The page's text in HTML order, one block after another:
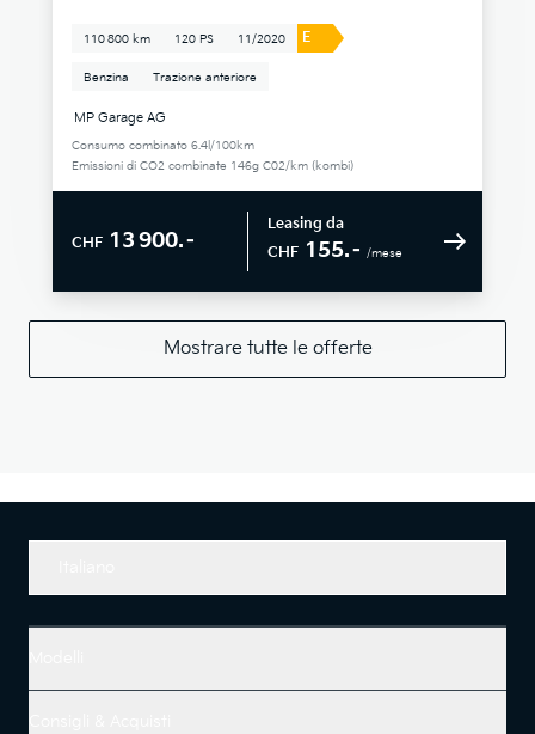
110 800 km 120 PS 11/2020 E
Benzina Trazione anteriore
MP Garage AG
Consumo combinato 6.4l/100km
Emissioni di CO2 combinate 146g C02/km (kombi)
CHF 13 900.–
Leasing da
CHF 155.– /mese
Mostrare tutte le offerte